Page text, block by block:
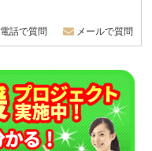
電話で質問 メールで質問